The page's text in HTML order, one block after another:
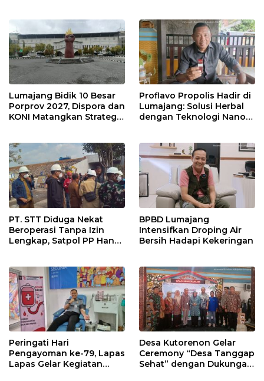
Lumajang Bidik 10 Besar
Porprov 2027, Dispora dan
KONI Matangkan Strategi
Proflavo Propolis Hadir di
Lumajang: Solusi Herbal
dengan Teknologi Nano
PT. STT Diduga Nekat
Beroperasi Tanpa Izin
Lengkap, Satpol PP Hanya
BPBD Lumajang
Intensifkan Droping Air
Bersih Hadapi Kekeringan
Peringati Hari
Pengayoman ke-79, Lapas
Lapas Gelar Kegiatan
Desa Kutorenon Gelar
Ceremony “Desa Tanggap
Sehat” dengan Dukungan